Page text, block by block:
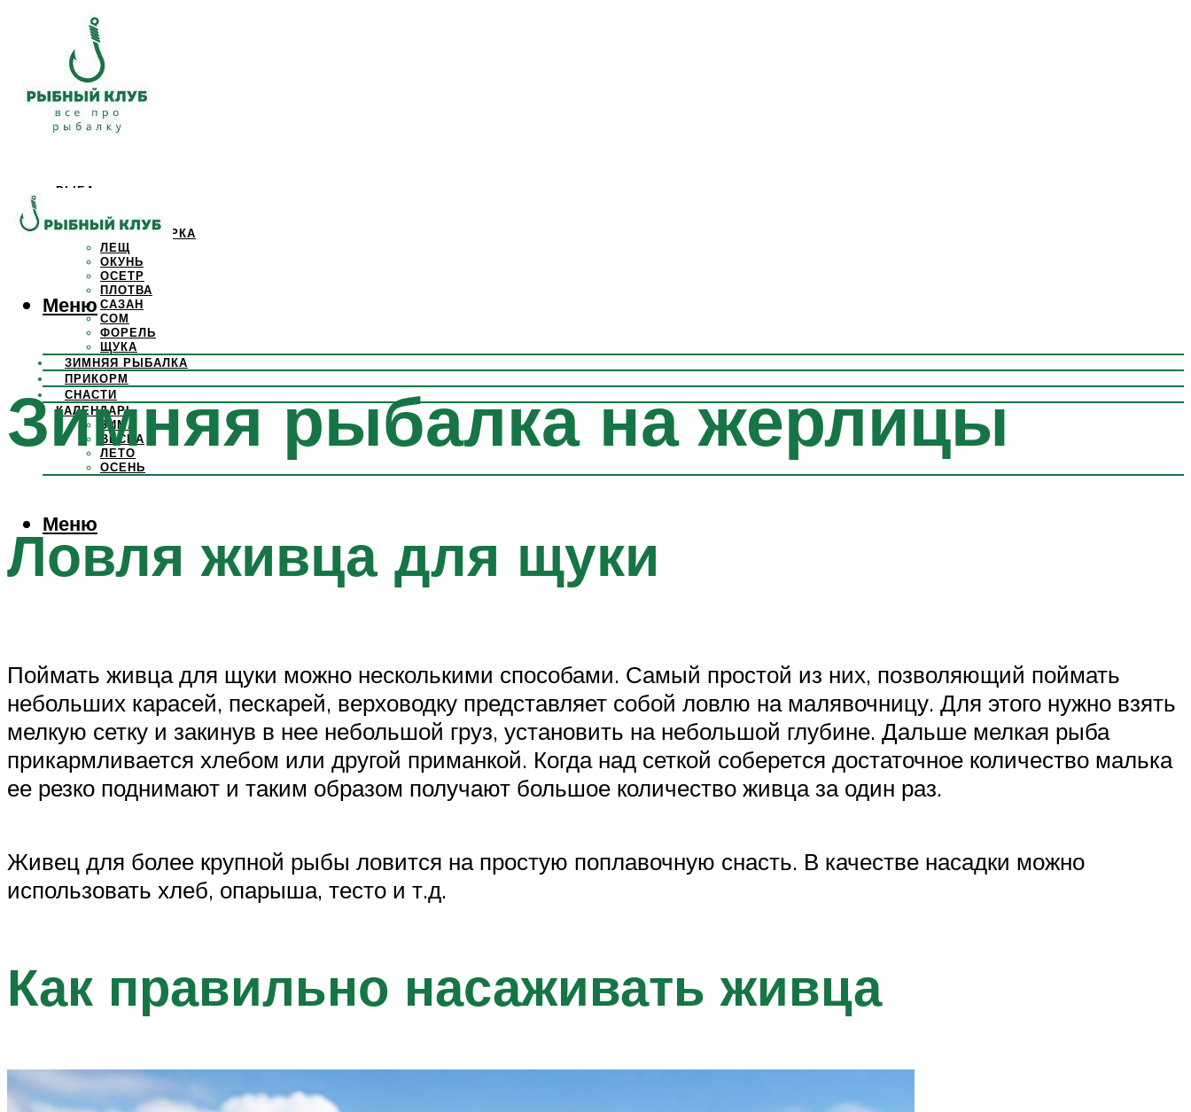
РЫБА
КАРП
КРАСНОПЕРКА
ЛЕЩ
ОКУНЬ
ОСЕТР
ПЛОТВА
САЗАН
СОМ
ФОРЕЛЬ
ЩУКА
ЗИМНЯЯ РЫБАЛКА
ПРИКОРМ
СНАСТИ
КАЛЕНДАРЬ
ЗИМА
ВЕСНА
ЛЕТО
ОСЕНЬ
Меню
Меню
Зимняя рыбалка на жерлицы
Ловля живца для щуки
Поймать живца для щуки можно несколькими способами. Самый простой из них, позволяющий поймать
небольших карасей, пескарей, верховодку представляет собой ловлю на малявочницу. Для этого нужно взять
мелкую сетку и закинув в нее небольшой груз, установить на небольшой глубине. Дальше мелкая рыба
прикармливается хлебом или другой приманкой. Когда над сеткой соберется достаточное количество малька
ее резко поднимают и таким образом получают большое количество живца за один раз.
Живец для более крупной рыбы ловится на простую поплавочную снасть. В качестве насадки можно
использовать хлеб, опарыша, тесто и т.д.
Как правильно насаживать живца